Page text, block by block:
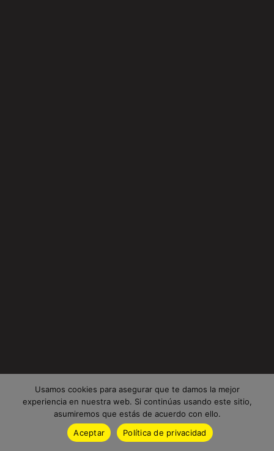
Usamos cookies para asegurar que te damos la mejor
experiencia en nuestra web. Si continúas usando este sitio,
asumiremos que estás de acuerdo con ello.
Aceptar
Política de privacidad